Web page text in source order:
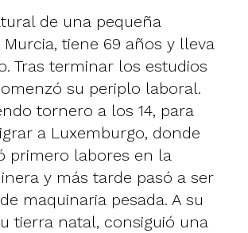
de una pequeña
Murcia, tiene 69 años y lleva
Tras terminar los estudios
su periplo laboral.
tornero a los 14, para
a Luxemburgo, donde
primero labores en la
y más tarde pasó a ser
maquinaria pesada. A su
tierra natal, consiguió una